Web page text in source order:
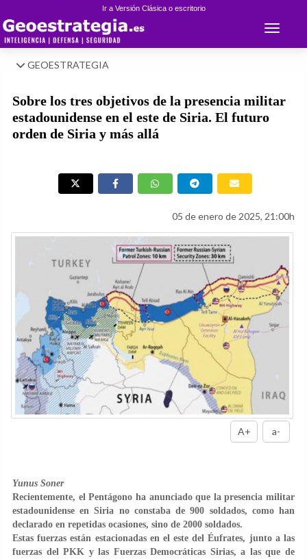
Ir a Versión Clásica o escritorio
Toggle
GEOESTRATEGIA
Sobre los tres objetivos de la presencia militar
estadounidense en el este de Siria. El futuro
orden de Siria y más allá
05 de enero de 2025, 21:00h
A+ a-
Yunus Soner
Recientemente, el Pentágono ha anunciado que la presencia militar
estadounidense en Siria no constaba de 900 soldados, como han
declarado en repetidas ocasiones, sino de 2000 soldados.
Estas fuerzas están estacionadas en el este del Éufrates, junto a las
fuerzas del PKK y las Fuerzas Democráticas Sirias, a las que de